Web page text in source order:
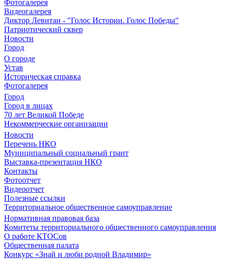
Фотогалерея
Видеогалерея
Диктор Левитан - "Голос Истории. Голос Победы"
Патриотический сквер
Новости
Город
О городе
Устав
Историческая справка
Фотогалерея
Город
Город в лицах
70 лет Великой Победе
Некоммерческие организации
Новости
Перечень НКО
Муниципальный социальный грант
Выставка-презентация НКО
Контакты
Фотоотчет
Видеоотчет
Полезные ссылки
Территориальное общественное самоуправление
Нормативная правовая база
Комитеты территориального общественного самоуправления
О работе КТОСов
Общественная палата
Конкурс «Знай и люби родной Владимир»